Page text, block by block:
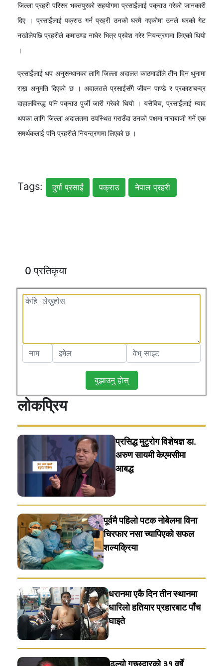
जिल्ला प्रहरी परिसर भक्तपुरको सहयोगमा प्रसाईंलाई पक्राउ गरेको जानकारी
दिए । प्रसाईंलाई पक्राउ गर्न प्रहरी उनको घरमै गएकोमा उनले घरको गेट
नखोलेपछि प्रहरीले कमाउण्ड नाघेर भित्र प्रवेश गरेर नियन्त्रणमा लिएको थियाे
।
प्रसाईंलाई थप अनुसन्धानका लागि जिल्ला अदालत काठमाडौंले तीन दिन थुनामा
राख्न अनुमति दिएकाे छ । अदालतले प्रसाईंसँगै जीवन पाण्डे र प्रकाशचन्द्र
दाहालविरुद्ध पनि पक्राउ पुर्जी जारी गरेको थियो । यसैविच, प्रसाईंलाई म्याद
थपका लागि जिल्ला अदालतमा उपस्थित गराउँदा उनकाे पक्षमा नाराबाजी गर्ने एक
समर्थकलाई पनि प्रहरीले नियन्त्रणमा लिएकाे छ ।
Tags: दुर्गा प्रसाईं पक्राउ नेपाल प्रहरी
0 प्रतिकृया
बुझाउनु हाेस्
लोकप्रिय
प्रसिद्ध मुटुरोग विशेषज्ञ डा.
अरुण सायमी केएमसीमा
आबद्ध
पूर्वमै पहिलो पटक नोबेलमा विना
चिरफार नसा च्यापिएको सफल
शल्यक्रिया
धरानमा एकै दिन तीन स्थानमा
धारिलाे हतियार प्रहारबाट पाँच
घाइते
ढल्यो गच्छदारको ३१ वर्षे